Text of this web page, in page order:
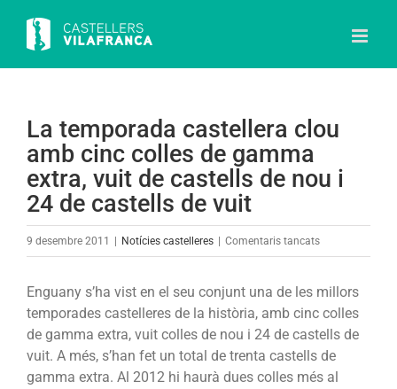
content
La temporada castellera clou
amb cinc colles de gamma
extra, vuit de castells de nou i
24 de castells de vuit
9 desembre 2011 Notícies castelleres Comentaris tancatsa
Enguany s’ha vist en el seu conjunt una de les millors
temporades castelleres de la història, amb cinc colles
de gamma extra, vuit colles de nou i 24 de castells de
vuit. A més, s’han fet un total de trenta castells de
gamma extra. Al 2012 hi haurà dues colles més al